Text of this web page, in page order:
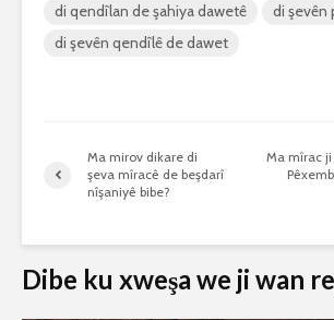
di qendîlan de şahiya dawetê
di şevên
di şevên qendîlê de dawet
Ma mirov dikare di
şeva mîracê de beşdarî
nîşaniyê bibe?
Ma mîrac
Dibe ku xweşa we ji wan